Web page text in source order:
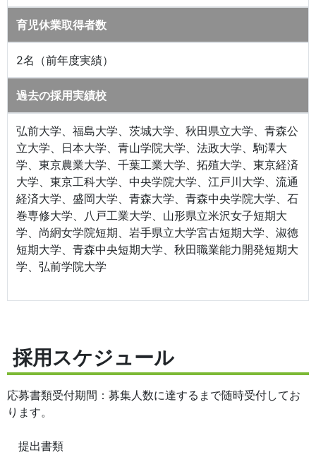
育児休業取得者数
2名（前年度実績）
過去の採用実績校
弘前大学、福島大学、茨城大学、秋田県立大学、青森公
立大学、日本大学、青山学院大学、法政大学、駒澤大
学、東京農業大学、千葉工業大学、拓殖大学、東京経済
大学、東京工科大学、中央学院大学、江戸川大学、流通
経済大学、盛岡大学、青森大学、青森中央学院大学、石
巻専修大学、八戸工業大学、山形県立米沢女子短期大
学、尚絅女学院短期、岩手県立大学宮古短期大学、淑徳
短期大学、青森中央短期大学、秋田職業能力開発短期大
学、弘前学院大学
採用スケジュール
応募書類受付期間：募集人数に達するまで随時受付してお
ります。
提出書類